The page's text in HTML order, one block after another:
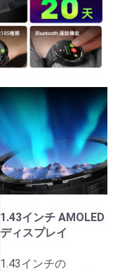
1.43インチ AMOLED
ディスプレイ
1.43インチの